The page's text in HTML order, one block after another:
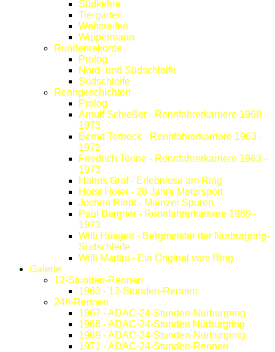
Südkehre
Tiergarten
Wehrseifen
Wippermann
Rundenrekorde
Prolog
Nord- und Südschleife
Südschleife
Renngeschichten
Prolog
Arnulf Schießer - Rennfahrerkarriere 1968 -
1973
Bernd Terbeck - Rennfahrerkarriere 1963 -
1972
Friedrich Tonne - Rennfahrerkarriere 1963 -
1973
Hanns Graf - Erlebnisse am Ring
Horst Hoier - 20 Jahre Motorsport
Jochen Rindt - Mainzer Spuren
Paul Bergner - Rennfahrerkarriere 1969 -
1973
Willi Hüsgen - Bergmeister der Nürburgring-
Südschleife
Willi Martini - Ein Original vom Ring
Galerie
12-Stunden-Rennen
1963 - 12-Stunden-Rennen
24h-Rennen
1967 - ADAC-24-Stunden-Nürburgring
1968 - ADAC-24-Stunden Nürburgring
1969 - ADAC-24-Stunden-Nürburgring
1971 - ADAC-24-Stunden-Rennen